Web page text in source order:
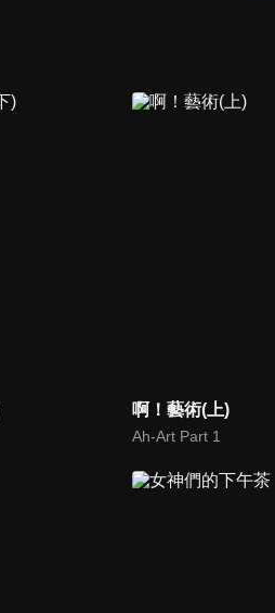
啊！藝術(上)
Ah-Art Part 1